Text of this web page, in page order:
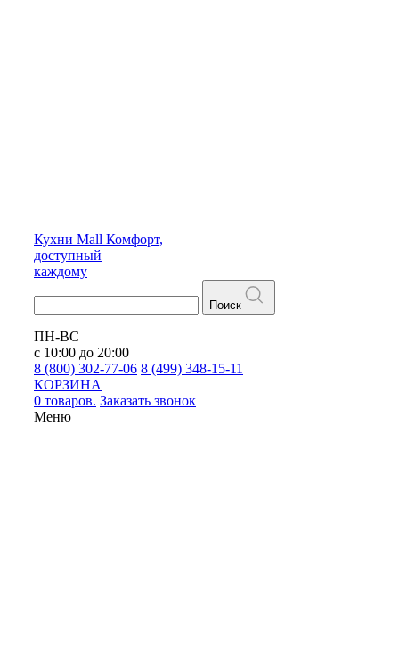
Кухни Mall Комфорт,
доступный
каждому
Поиск
ПН-ВС
с 10:00 до 20:00
8 (800) 302-77-06 8 (499) 348-15-11
КОРЗИНА
0 товаров. Заказать звонок
Меню